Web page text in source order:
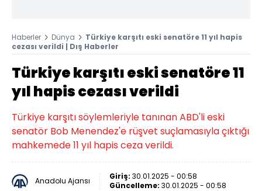
Haberler Dünya
Türkiye karşıtı eski senatöre 11 yıl hapis
cezası verildi | Dış Haberler
Türkiye karşıtı eski senatöre 11
yıl hapis cezası verildi
Türkiye karşıtı söylemleriyle tanınan ABD'li eski
senatör Bob Menendez'e rüşvet suçlamasıyla çıktığı
mahkemede 11 yıl hapis ceza verildi.
Anadolu Ajansı Giriş: 30.01.2025 - 00:58
Güncelleme: 30.01.2025 - 00:58